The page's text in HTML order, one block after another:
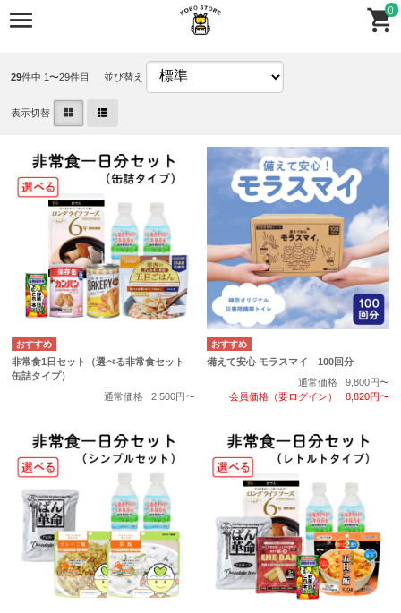
0
おすすめ商品
29件中 1〜29件目 並び替え
表示切替
非常食1日セット（選べる非常食セット
缶詰タイプ）
通常価格
2,500円〜
備えて安心 モラスマイ 100回分
通常価格
9,800円〜
会員価格（要ログイン）
8,820円〜